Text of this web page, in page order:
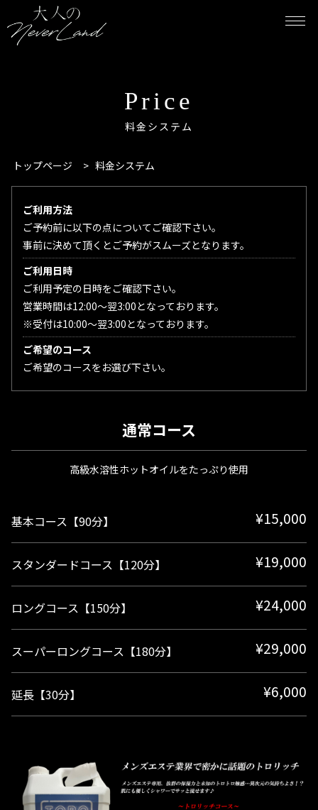
料金システム
Price
トップページ > 料金システム
ご利用方法
ご予約前に以下の点についてご確認下さい。
事前に決めて頂くとご予約がスムーズとなります。
ご利用日時
ご利用予定の日時をご確認下さい。
営業時間は12:00〜翌3:00となっております。
※受付は10:00〜翌3:00となっております。
ご希望のコース
ご希望のコースをお選び下さい。
通常コース
高級水溶性ホットオイルをたっぷり使用
基本コース【90分】 ¥15,000
スタンダードコース【120分】 ¥19,000
ロングコース【150分】 ¥24,000
スーパーロングコース【180分】 ¥29,000
延長【30分】 ¥6,000